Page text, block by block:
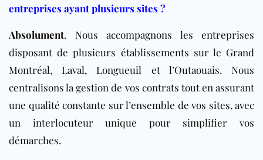
entreprises ayant plusieurs sites ?
Absolument. Nous accompagnons les entreprises
disposant de plusieurs établissements sur le Grand
Montréal, Laval, Longueuil et l’Outaouais. Nous
centralisons la gestion de vos contrats tout en assurant
une qualité constante sur l’ensemble de vos sites, avec
un interlocuteur unique pour simplifier vos
démarches.